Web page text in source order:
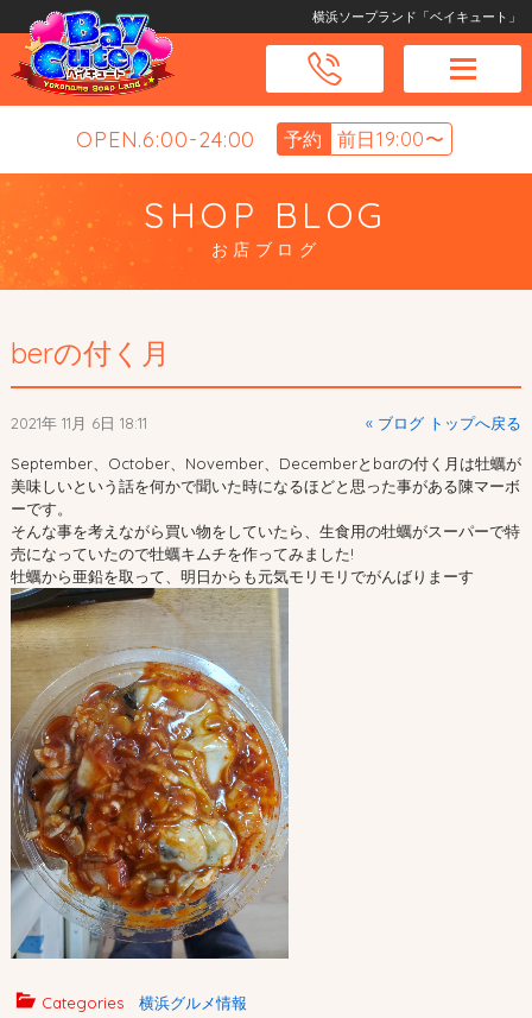
横浜ソープランド「ベイキュート」
OPEN.6:00-24:00 予約 前日19:00〜
SHOP BLOG
お店ブログ
berの付く月
2021年 11月 6日 18:11 « ブログ トップへ戻る
September、October、November、Decemberとbarの付く月は牡蠣が
美味しいという話を何かで聞いた時になるほどと思った事がある陳マーボ
ーです。
そんな事を考えながら買い物をしていたら、生食用の牡蠣がスーパーで特
売になっていたので牡蠣キムチを作ってみました!
牡蠣から亜鉛を取って、明日からも元気モリモリでがんばりまーす
Categories
横浜グルメ情報